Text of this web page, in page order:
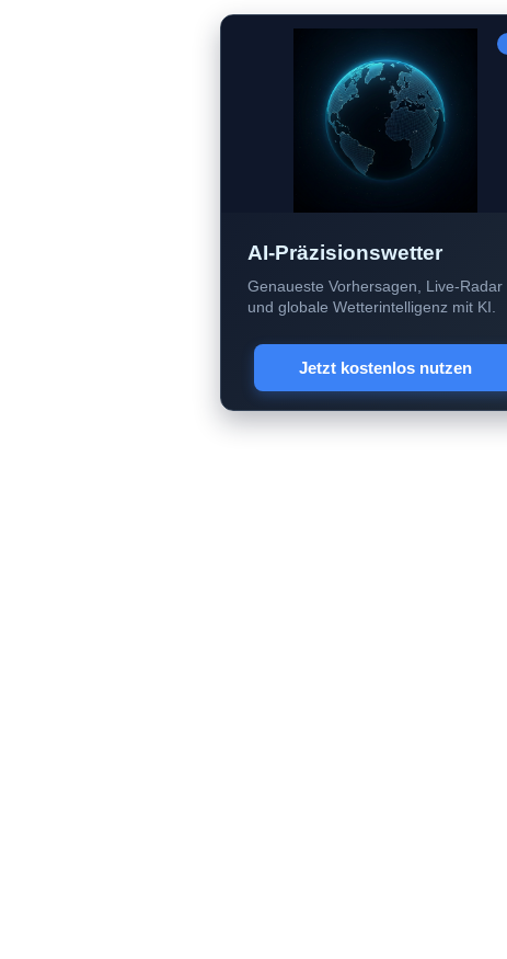
AI-Präzisionswetter
Genaueste Vorhersagen, Live-Radar
und globale Wetterintelligenz mit KI.
Jetzt kostenlos nutzen